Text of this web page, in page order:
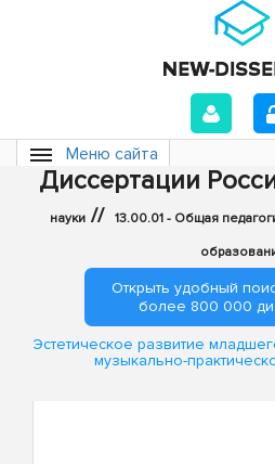
Меню сайта
Диссертации
науки // 13.00.01 - Общая
Открыть удобный
более 800 000
Эстетическое развитие
музыкально-